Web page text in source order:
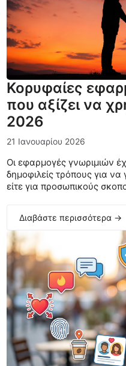
Κορυφαίες
που αξίζει να
2026
21 Ιανουαρίου 2026
Οι εφαρμογές γνωριμιών
δημοφιλείς τρόπους για
είτε για προσωπικούς
Διαβάστε περισσότερα →